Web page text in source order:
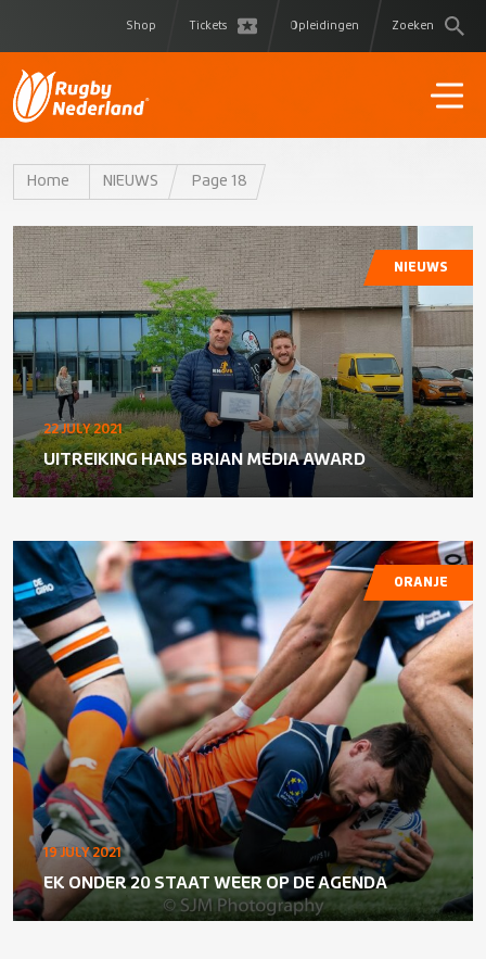
Shop Tickets Opleidingen Zoeken
Home NIEUWS Page 18
22 JULY 2021
UITREIKING HANS BRIAN MEDIA AWARD
NIEUWS
19 JULY 2021
EK ONDER 20 STAAT WEER OP DE AGENDA
ORANJE